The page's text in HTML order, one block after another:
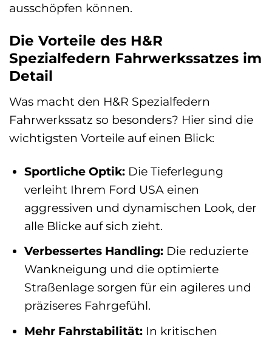
ausschöpfen können.
Die Vorteile des H&R
Spezialfedern Fahrwerkssatzes im
Detail
Was macht den H&R Spezialfedern
Fahrwerkssatz so besonders? Hier sind die
wichtigsten Vorteile auf einen Blick:
Sportliche Optik:Die Tieferlegung
verleiht Ihrem Ford USA einen
aggressiven und dynamischen Look, der
alle Blicke auf sich zieht.
Verbessertes Handling:Die reduzierte
Wankneigung und die optimierte
Straßenlage sorgen für ein agileres und
präziseres Fahrgefühl.
Mehr Fahrstabilität:In kritischen